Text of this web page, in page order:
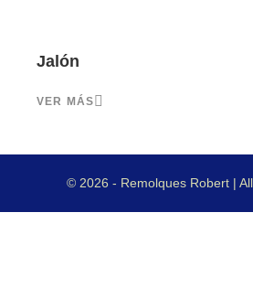
Jalón
VER MÁS
© 2026 - Remolques Robert |